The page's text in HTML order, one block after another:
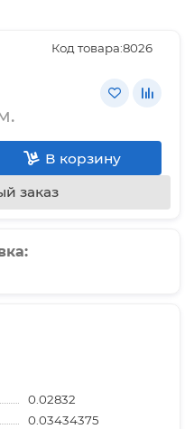
Код товара:8026
В корзину
заказ
0.02832
0.03434375